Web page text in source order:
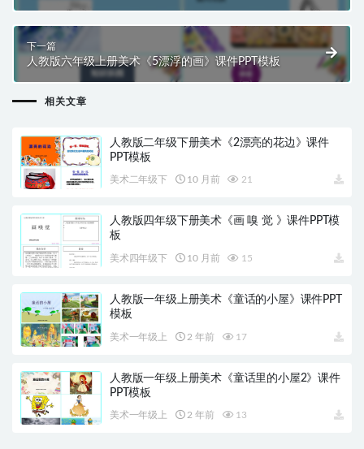
下一篇
人教版六年级上册美术《5漂浮的画》课件PPT模板
相关文章
人教版二年级下册美术《2漂亮的花边》课件
PPT模板
美术二年级下 10 月前 21
人教版四年级下册美术《画 嗅 觉 》课件PPT模
板
美术四年级下 10 月前 15
人教版一年级上册美术《童话的小屋》课件PPT
模板
美术一年级上 2 年前 17
人教版一年级上册美术《童话里的小屋2》课件
PPT模板
美术一年级上 2 年前 13